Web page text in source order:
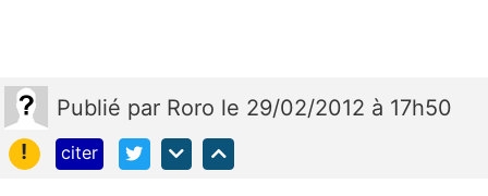
Publié par Roro le 29/02/2012 à 17h50
!
citer